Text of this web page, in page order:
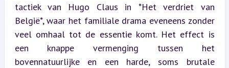
tactiek van Hugo Claus in *Het verdriet van
België*, waar het familiale drama eveneens zonder
veel omhaal tot de essentie komt. Het effect is
een knappe vermenging tussen het
bovennatuurlijke en een harde, soms brutale